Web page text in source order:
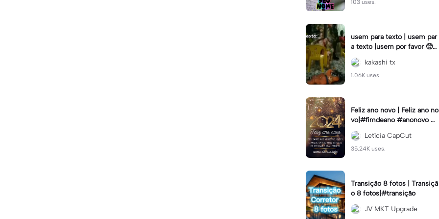
103 uses.
usem para texto | usem par
a texto |usem por favor 🥺#
fy#viral#usem#textoeditav
el#animekakashi tx
1.06K uses.
Feliz ano novo | Feliz ano no
vo|#fimdeano #anonovo #
statusdodia #loja #topcriad
or
Letícia CapCut
35.24K uses.
Transição 8 fotos | Transiçã
o 8 fotos|#transição
JV MKT Upgrade